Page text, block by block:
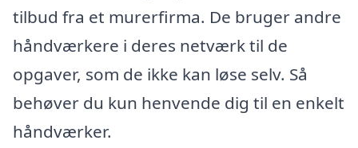
tilbud fra et murerfirma. De bruger andre
håndværkere i deres netværk til de
opgaver, som de ikke kan løse selv. Så
behøver du kun henvende dig til en enkelt
håndværker.